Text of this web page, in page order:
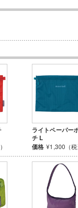
ライトペーパー
チ L
価格 ¥1,300（税